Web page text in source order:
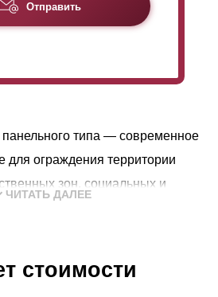
Отправить
панельного типа — современное
для ограждения территории
зон, социальных и
воздуха на участок,
ЧИТАТЬ ДАЛЕЕ
стоимости